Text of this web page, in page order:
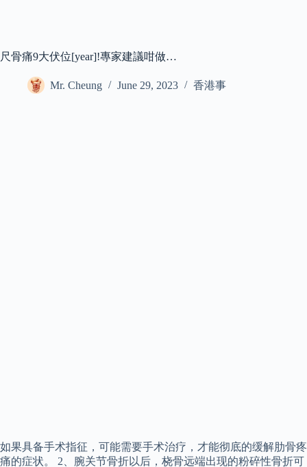
尺骨痛9大伏位[year]!專家建議咁做…
Mr. Cheung June 29, 2023 香港事
如果具备手术指征，可能需要手术治疗，才能彻底的缓解肋骨疼
痛的症状。 2、腕关节骨折以后，桡骨远端出现的粉碎性骨折可